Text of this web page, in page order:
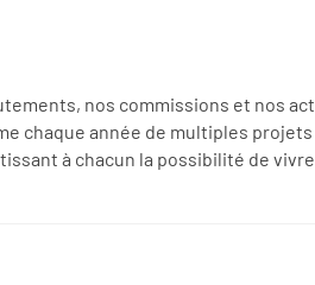
nos commissions et nos
chaque année de multiples
à chacun la possibilité de